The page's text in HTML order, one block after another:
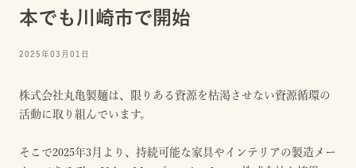
本でも川崎市で開始
2025年03月01日
株式会社丸亀製麺は、限りある資源を枯渇させない資源循環の
活動に取り組んでいます。
そこで2025年3月より、持続可能な家具やインテリアの製造メー